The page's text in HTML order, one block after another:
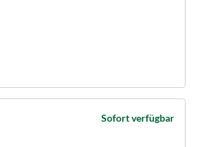
Sofort verfügbar